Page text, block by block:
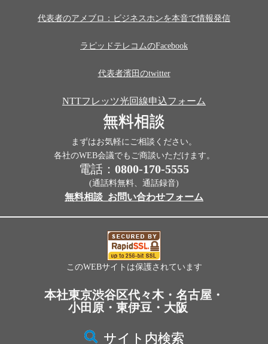
代表者のアメブロ：ビジネスホンを本音で情報発信
ラピッドテレコムのFacebook
代表者濱田のtwitter
NTTフレッツ光回線申込フォーム
無料相談
まずはお気軽にご相談ください。
各社のWEB会議でもご商談いただけます。
電話： 0800-170-5555
(通話料無料、通話録音)
無料相談_お問い合わせフォーム
このWEBサイトは保護されています
本社東京渋谷区代々木・名古屋・
小田原・東伊豆・大阪
サイト内検索